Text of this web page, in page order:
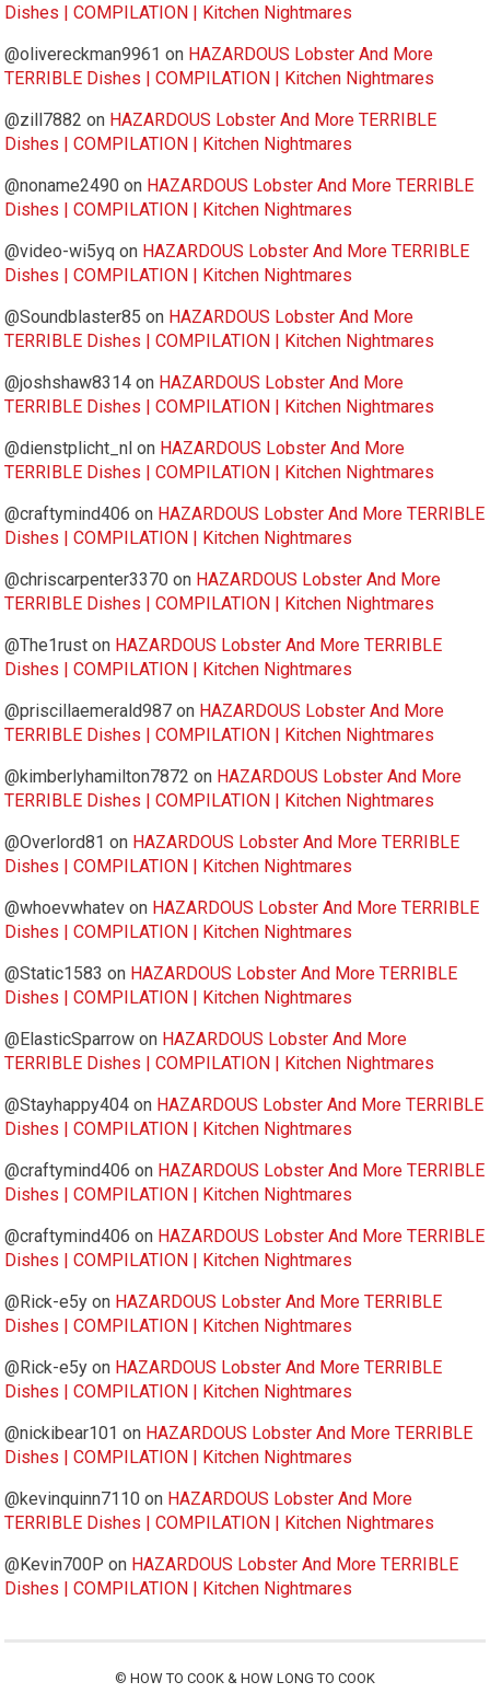
Dishes | COMPILATION | Kitchen Nightmares
@olivereckman9961 on HAZARDOUS Lobster And More
TERRIBLE Dishes | COMPILATION | Kitchen Nightmares
@zill7882 on HAZARDOUS Lobster And More TERRIBLE
Dishes | COMPILATION | Kitchen Nightmares
@noname2490 on HAZARDOUS Lobster And More TERRIBLE
Dishes | COMPILATION | Kitchen Nightmares
@video-wi5yq on HAZARDOUS Lobster And More TERRIBLE
Dishes | COMPILATION | Kitchen Nightmares
@Soundblaster85 on HAZARDOUS Lobster And More
TERRIBLE Dishes | COMPILATION | Kitchen Nightmares
@joshshaw8314 on HAZARDOUS Lobster And More
TERRIBLE Dishes | COMPILATION | Kitchen Nightmares
@dienstplicht_nl on HAZARDOUS Lobster And More
TERRIBLE Dishes | COMPILATION | Kitchen Nightmares
@craftymind406 on HAZARDOUS Lobster And More TERRIBLE
Dishes | COMPILATION | Kitchen Nightmares
@chriscarpenter3370 on HAZARDOUS Lobster And More
TERRIBLE Dishes | COMPILATION | Kitchen Nightmares
@The1rust on HAZARDOUS Lobster And More TERRIBLE
Dishes | COMPILATION | Kitchen Nightmares
@priscillaemerald987 on HAZARDOUS Lobster And More
TERRIBLE Dishes | COMPILATION | Kitchen Nightmares
@kimberlyhamilton7872 on HAZARDOUS Lobster And More
TERRIBLE Dishes | COMPILATION | Kitchen Nightmares
@Overlord81 on HAZARDOUS Lobster And More TERRIBLE
Dishes | COMPILATION | Kitchen Nightmares
@whoevwhatev on HAZARDOUS Lobster And More TERRIBLE
Dishes | COMPILATION | Kitchen Nightmares
@Static1583 on HAZARDOUS Lobster And More TERRIBLE
Dishes | COMPILATION | Kitchen Nightmares
@ElasticSparrow on HAZARDOUS Lobster And More
TERRIBLE Dishes | COMPILATION | Kitchen Nightmares
@Stayhappy404 on HAZARDOUS Lobster And More TERRIBLE
Dishes | COMPILATION | Kitchen Nightmares
@craftymind406 on HAZARDOUS Lobster And More TERRIBLE
Dishes | COMPILATION | Kitchen Nightmares
@craftymind406 on HAZARDOUS Lobster And More TERRIBLE
Dishes | COMPILATION | Kitchen Nightmares
@Rick-e5y on HAZARDOUS Lobster And More TERRIBLE
Dishes | COMPILATION | Kitchen Nightmares
@Rick-e5y on HAZARDOUS Lobster And More TERRIBLE
Dishes | COMPILATION | Kitchen Nightmares
@nickibear101 on HAZARDOUS Lobster And More TERRIBLE
Dishes | COMPILATION | Kitchen Nightmares
@kevinquinn7110 on HAZARDOUS Lobster And More
TERRIBLE Dishes | COMPILATION | Kitchen Nightmares
@Kevin700P on HAZARDOUS Lobster And More TERRIBLE
Dishes | COMPILATION | Kitchen Nightmares
© HOW TO COOK & HOW LONG TO COOK